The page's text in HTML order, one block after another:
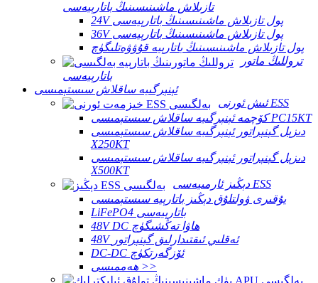
تازىلاش ماشىنىسىنىڭ باتارېيەسى
24V پول تازىلاش ماشىنىسىنىڭ باتارېيەسى
36V پول تازىلاش ماشىنىسىنىڭ باتارېيەسى
پول تازىلاش ماشىنىسىنىڭ باتارېيە قۇۋۋەتلىگۈچ
تروللىڭ ماتور
باتارېيەسى
ئېنېرگىيە ساقلاش سىستېمىسى
ئىش ئورنى ESS
كۆچمە ئېنېرگىيە ساقلاش سىستېمىسى PC15KT
دىزېل گېنېراتور ئېنېرگىيە ساقلاش سىستېمىسى
X250KT
دىزېل گېنېراتور ئېنېرگىيە ساقلاش سىستېمىسى
X500KT
دېڭىز ئارمىيەسى ESS
يۇقىرى ۋولتلۇق دېڭىز باتارېيە سىستېمىسى
LiFePO4 باتارېيەسى
48V DC ھاۋا تەڭشىگۈچ
48V ئەقلىي ئىقتىدارلىق گېنېراتور
DC-DC ئۆزگەرتكۈچ
ھەممىسى >>